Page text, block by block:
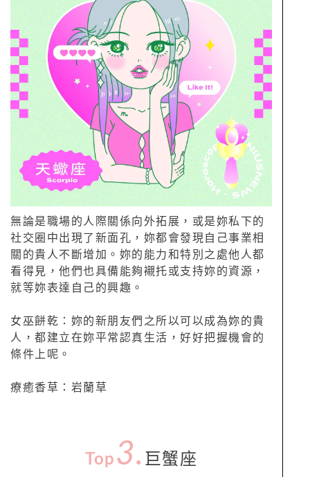
無論是職場的人際關係向外拓展，或是妳私下的
社交圈中出現了新面孔，妳都會發現自己事業相
關的貴人不斷增加。妳的能力和特別之處他人都
看得見，他們也具備能夠襯托或支持妳的資源，
就等妳表達自己的興趣。
女巫餅乾：妳的新朋友們之所以可以成為妳的貴
人，都建立在妳平常認真生活，好好把握機會的
條件上呢。
療癒香草：岩蘭草
Top 3. 巨蟹座